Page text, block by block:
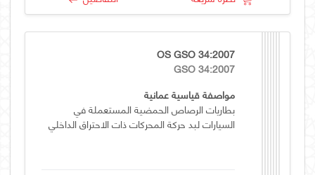
OS GSO 34:2007
GSO 34:2007
مواصفة قياسية عمانية
بطاريات الرصاص الحمضية المستعملة في
السيارات لبد حركة المحركات ذات الاحتراق الداخلي